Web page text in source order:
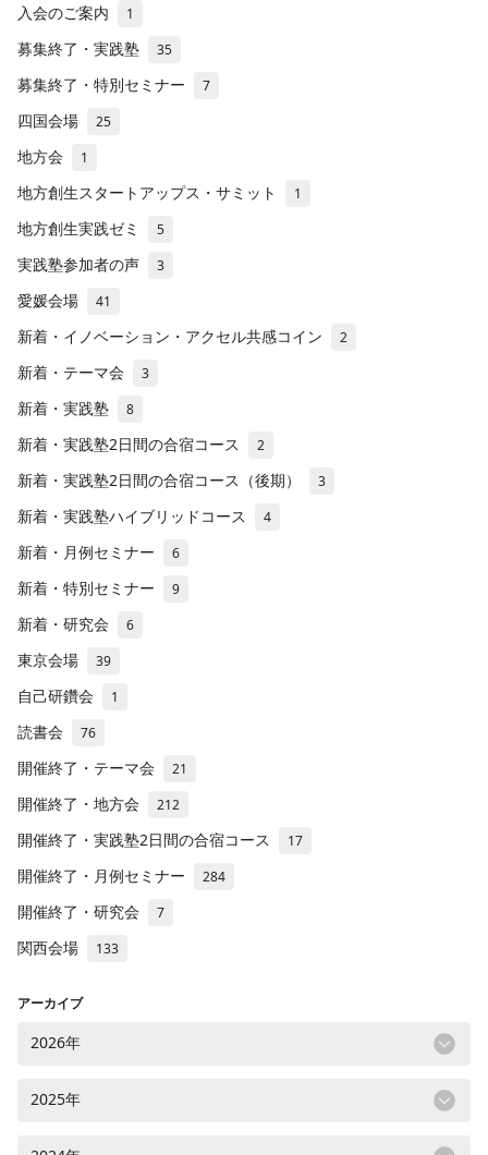
入会のご案内 1
募集終了・実践塾 35
募集終了・特別セミナー 7
四国会場 25
地方会 1
地方創生スタートアップス・サミット 1
地方創生実践ゼミ 5
実践塾参加者の声 3
愛媛会場 41
新着・イノベーション・アクセル共感コイン 2
新着・テーマ会 3
新着・実践塾 8
新着・実践塾2日間の合宿コース 2
新着・実践塾2日間の合宿コース（後期） 3
新着・実践塾ハイブリッドコース 4
新着・月例セミナー 6
新着・特別セミナー 9
新着・研究会 6
東京会場 39
自己研鑽会 1
読書会 76
開催終了・テーマ会 21
開催終了・地方会 212
開催終了・実践塾2日間の合宿コース 17
開催終了・月例セミナー 284
開催終了・研究会 7
関西会場 133
アーカイブ
2026年
2025年